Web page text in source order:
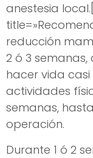
anestesia
reducción
2 ó 3
hacer vida
actividades
semanas,
operación.
Durante 1 ó 2